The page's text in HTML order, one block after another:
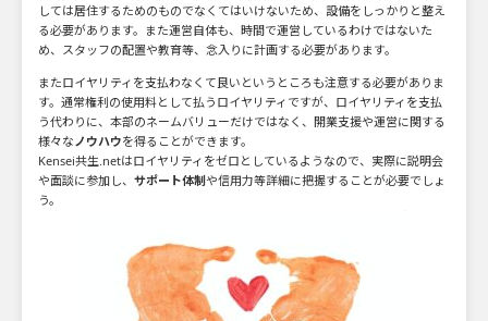
しては居住するためのものでなくてはいけないため、設備をしっかりと整え
る必要があります。また運営自体も、時間で運営しているわけではないた
め、スタッフの配置や教育等、念入りに計画する必要があります。
またロイヤリティを支払わなくて良いというところも注意する必要がありま
す。通常権利の使用料として払うロイヤリティですが、ロイヤリティを支払
う代わりに、本部のネームバリューだけではなく、開業支援や運営に関する
様々な ノウハウを得ることができます。
Kensei共生.netはロイヤリティをゼロとしているようなので、実際に説明会
や面談に参加し、 サポート体制や信用力等詳細に把握することが必要でしょ
う。